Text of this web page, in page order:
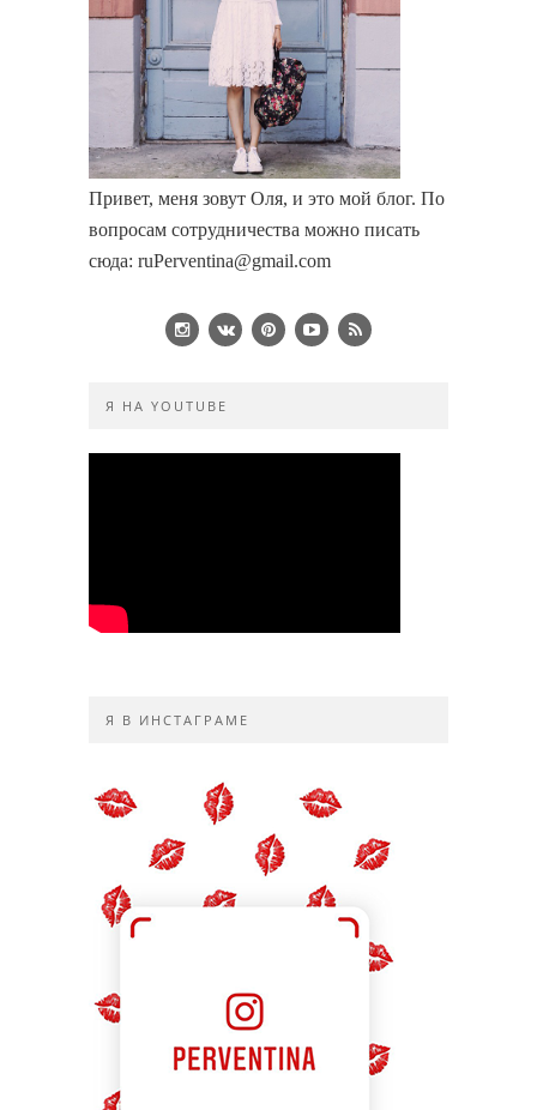
Привет, меня зовут Оля, и это мой блог. По
вопросам сотрудничества можно писать
сюда: ruPerventina@gmail.com
Я НА YOUTUBE
Я В ИНСТАГРАМЕ